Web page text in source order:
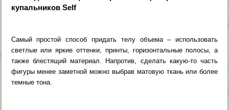
купальников Self
Самый простой способ придать телу объема – использовать
светлые или яркие оттенки, принты, горизонтальные полосы, а
также блестящий материал. Напротив, сделать какую-то часть
фигуры менее заметной можно выбрав матовую ткань или более
темные тона.